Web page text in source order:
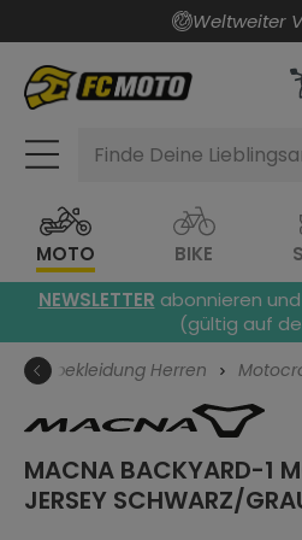
Weltweiter
MOTO BIKE
Finde Deine
NEWSLETTER abonnieren
(gültig auf
Herren
MACNA BACKYARD-1
JERSEY SCHWARZ/